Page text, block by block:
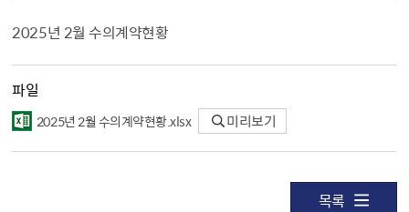
2025년 2월 수의계약현황
파일
2025년 2월 수의계약현황.xlsx 미리보기
목록